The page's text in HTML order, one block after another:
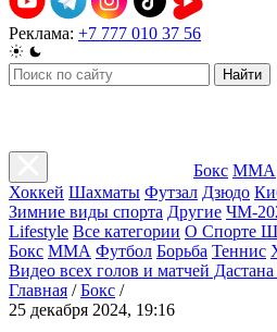
Реклама: +7 777 010 37 56
Найти
Бокс ММА
Хоккей Шахматы Футзал Дзюдо
Зимние виды спорта Другие ЧМ-
Lifestyle Все категории О Спорте
Бокс ММА Футбол Борьба Теннис
Видео всех голов и матчей
Главная / Бокс /
25 декабря 2024, 19:16